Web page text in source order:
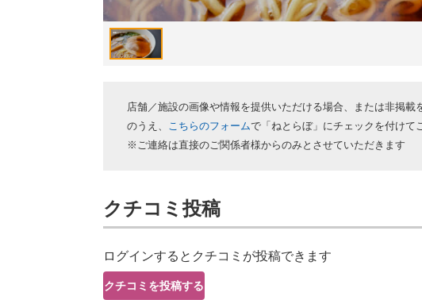
店舗／施設の画像や情報を提供いただける場合、または非掲
のうえ、 こちらのフォームで「ねとらぼ」にチェックを付けて
※ご連絡は直接のご関係者様からのみとさせていただきます
クチコミ投稿
ログインするとクチコミが投稿できます
クチコミを投稿する